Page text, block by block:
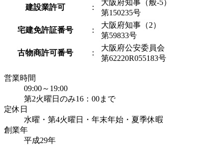
建設業許可 ：
大阪府知事（般-5）
第150235号
宅建免許証番号 ：
大阪府知事（2）
第59833号
古物商許可番号 ：
大阪府公安委員会
第62220R055183号
営業時間
09:00～19:00
第2火曜日のみ16：00まで
定休日
水曜・第4火曜日・年末年始・夏季休暇
創業年
平成29年